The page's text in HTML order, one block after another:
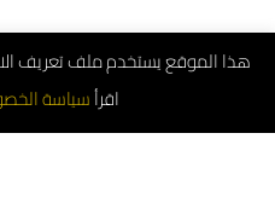
اقرأسياسة